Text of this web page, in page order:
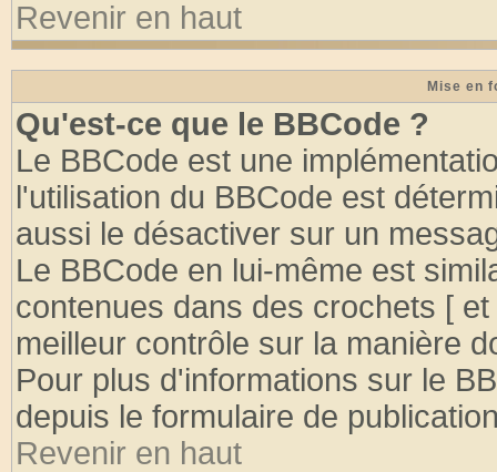
Revenir en haut
Mise en
Qu'est-ce que le BBCode ?
Le BBCode est une
l'utilisation du BBCode est
aussi le désactiver sur un
Le BBCode en lui-même est
contenues dans des crochets [
meilleur contrôle sur la manière
Pour plus d'informations sur le
depuis le formulaire de
Revenir en haut